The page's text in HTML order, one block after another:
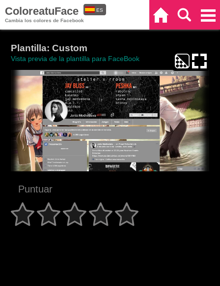
ColoreatuFace
Cambia los colores de Facebook
ES
Plantilla: Custom
Vista previa de la plantilla para FaceBook
Puntuar